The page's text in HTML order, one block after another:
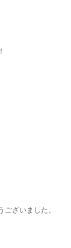
ざいました。